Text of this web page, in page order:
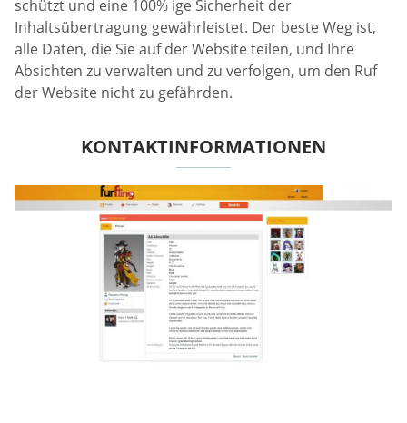
schützt und eine 100% ige Sicherheit der
Inhaltsübertragung gewährleistet. Der beste Weg ist,
alle Daten, die Sie auf der Website teilen, und Ihre
Absichten zu verwalten und zu verfolgen, um den Ruf
der Website nicht zu gefährden.
KONTAKTINFORMATIONEN